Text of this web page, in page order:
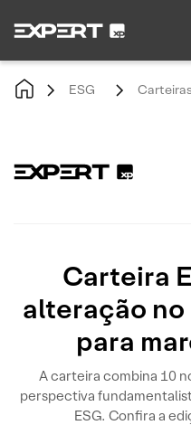
ESG
Carteira
alteração
para
A carteira combina 10
perspectiva
ESG. Confira a